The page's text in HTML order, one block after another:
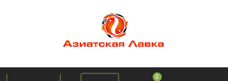
Азиатская лавка
Продукты из восточно-азиатских стран
0